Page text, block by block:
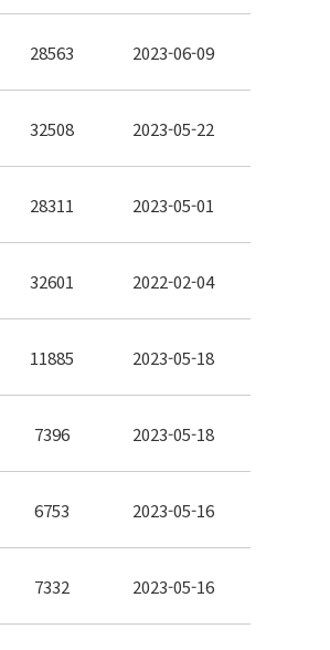
28563 2023-06-09
32508 2023-05-22
28311 2023-05-01
32601 2022-02-04
11885 2023-05-18
7396 2023-05-18
6753 2023-05-16
7332 2023-05-16